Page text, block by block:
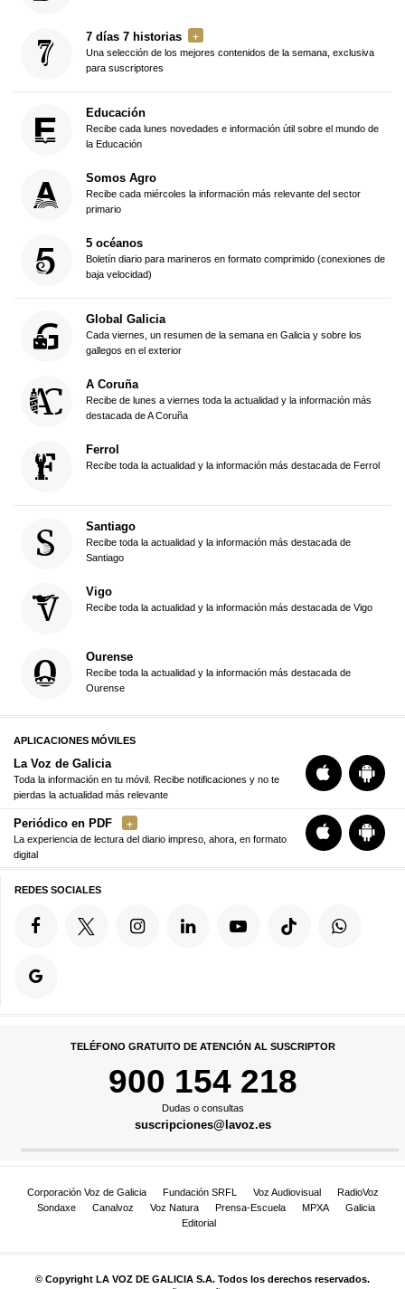
7 días 7 historias
Una selección de los mejores contenidos de la semana, exclusiva
para suscriptores
Educación
Recibe cada lunes novedades e información útil sobre el mundo de
la Educación
Somos Agro
Recibe cada miércoles la información más relevante del sector
primario
5 océanos
Boletín diario para marineros en formato comprimido (conexiones de
baja velocidad)
Global Galicia
Cada viernes, un resumen de la semana en Galicia y sobre los
gallegos en el exterior
A Coruña
Recibe de lunes a viernes toda la actualidad y la información más
destacada de A Coruña
Ferrol
Recibe toda la actualidad y la información más destacada de Ferrol
Santiago
Recibe toda la actualidad y la información más destacada de
Santiago
Vigo
Recibe toda la actualidad y la información más destacada de Vigo
Ourense
Recibe toda la actualidad y la información más destacada de
Ourense
APLICACIONES MÓVILES
La Voz de Galicia
Toda la información en tu móvil. Recibe notificaciones y no te
pierdas la actualidad más relevante
Periódico en PDF
La experiencia de lectura del diario impreso, ahora, en formato
digital
REDES SOCIALES
TELÉFONO GRATUITO DE ATENCIÓN AL SUSCRIPTOR
900 154 218
Dudas o consultas
suscripciones@lavoz.es
Corporación Voz de Galicia Fundación SRFL Voz Audiovisual
RadioVoz
Sondaxe
Canalvoz Voz Natura Prensa-Escuela MPXA
Galicia
Editorial
© Copyright LA VOZ DE GALICIA S.A. Todos los derechos reservados.